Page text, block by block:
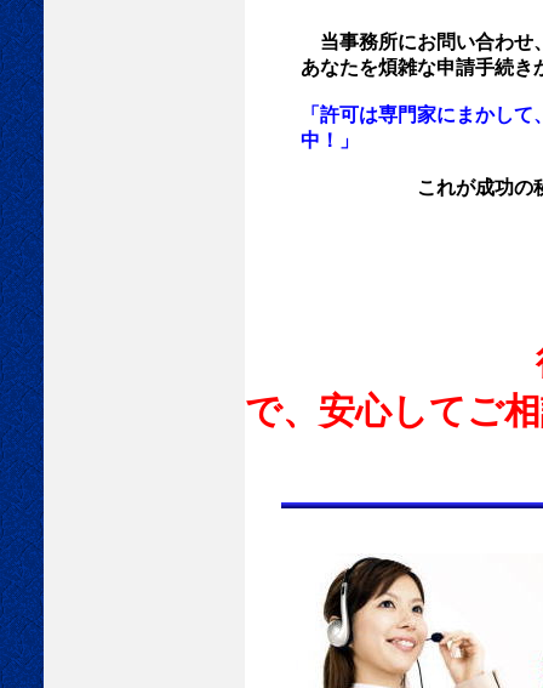
当事務所にお問い合わせ
あなたを煩雑な申請手続き
「許可は専門家にまかし
中！」
これが成功の秘
行政書士
で、安心してご